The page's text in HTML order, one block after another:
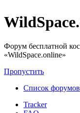
Форум бесплатной
«WildSpace.online»
Пропустить
Список форумов
Tracker